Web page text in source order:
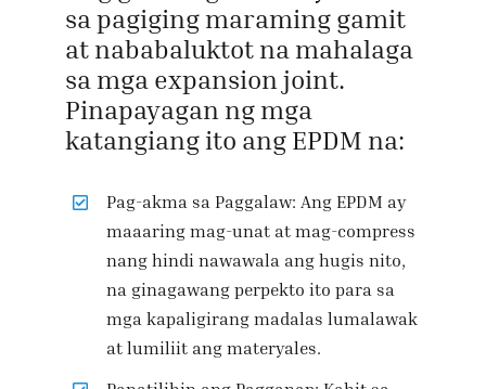
sa pagiging maraming gamit
at nababaluktot na mahalaga
sa mga expansion joint.
Pinapayagan ng mga
katangiang ito ang EPDM na:
Pag-akma sa Paggalaw: Ang EPDM ay
maaaring mag-unat at mag-compress
nang hindi nawawala ang hugis nito,
na ginagawang perpekto ito para sa
mga kapaligirang madalas lumalawak
at lumiliit ang materyales.